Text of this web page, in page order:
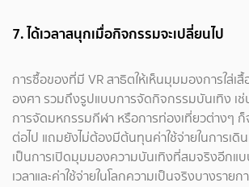
7. ได้เวลาสนุกเมื่อกิจกรรมจะเปลี่ยนไป
การซื้อของที่มี VR สาธิตให้เห็นมุมมองการใส่
องศา รวมถึงรูปแบบการจัดกิจกรรมบันเทิง เ
การจัดมหกรรมกีฬา หรือการท่องเที่ยวต่างๆ ก็
ต่อไป แถมยังไม่ต้องมีต้นทุนค่าใช้จ่ายในการเดิ
เป็นการเปิดมุมมองความบันเทิงที่สมจริงอีกแบ
เวลาและค่าใช้จ่ายในโลกความเป็นจริงบางรายก